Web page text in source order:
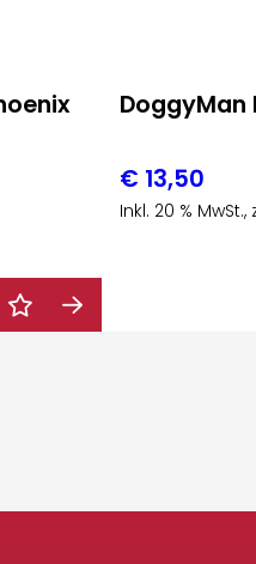
DoggyMan
€ 13,50
Inkl. 20 %